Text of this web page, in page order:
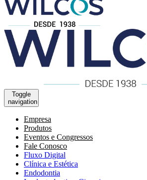
Toggle
navigation
Empresa
Produtos
Eventos e Congressos
Fale Conosco
Fluxo Digital
Clínica e Estética
Endodontia